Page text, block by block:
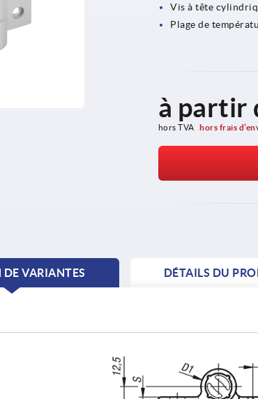
Vis à tête
Plage de
à partir
hors TVA hors frais
DE VARIANTES
CURRENT
CURRENT
DÉTAILS DU